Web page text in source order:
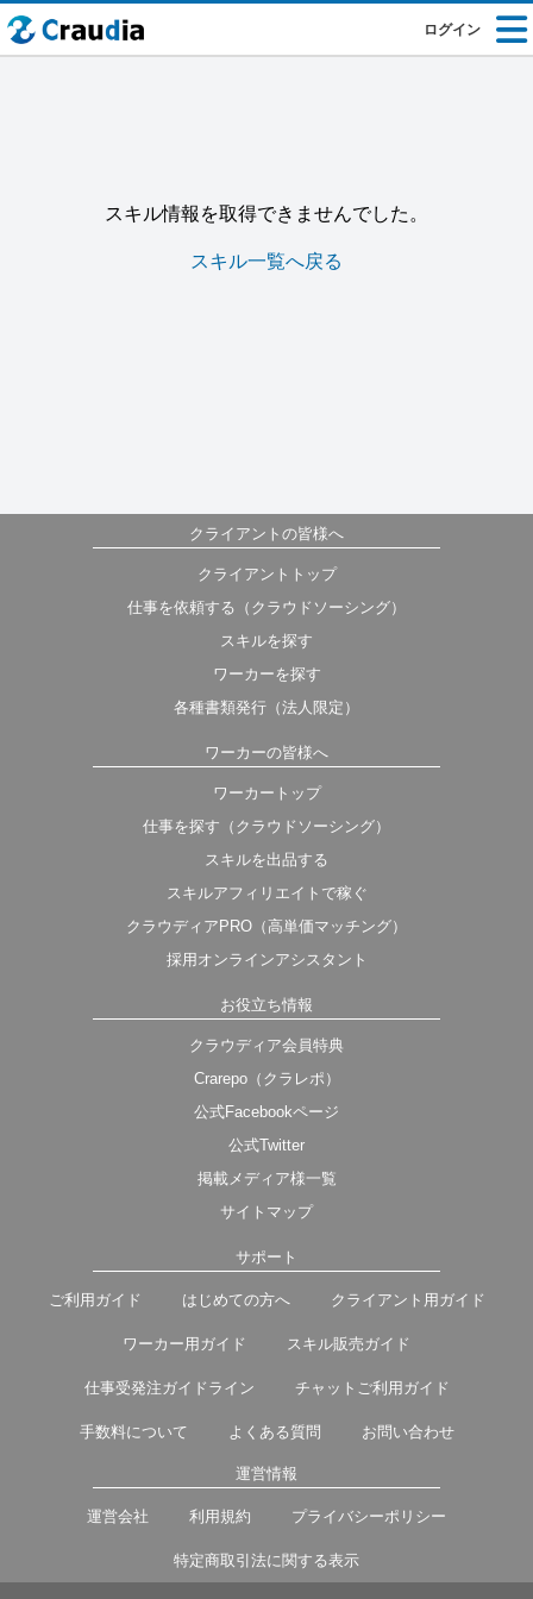
ログイン
スキル情報を取得できませんでした。
スキル一覧へ戻る
クライアントの皆様へ
クライアントトップ
仕事を依頼する（クラウドソーシング）
スキルを探す
ワーカーを探す
各種書類発行（法人限定）
ワーカーの皆様へ
ワーカートップ
仕事を探す（クラウドソーシング）
スキルを出品する
スキルアフィリエイトで稼ぐ
クラウディアPRO（高単価マッチング）
採用オンラインアシスタント
お役立ち情報
クラウディア会員特典
Crarepo（クラレポ）
公式Facebookページ
公式Twitter
掲載メディア様一覧
サイトマップ
サポート
ご利用ガイド はじめての方へ クライアント用ガイド
ワーカー用ガイド スキル販売ガイド
仕事受発注ガイドライン チャットご利用ガイド
手数料について よくある質問 お問い合わせ
運営情報
運営会社 利用規約 プライバシーポリシー
特定商取引法に関する表示